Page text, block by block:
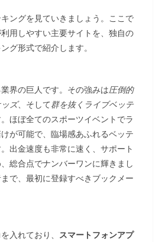
ングを見ていきましょう。ここで
用しやすい主要サイトを、独自の
グ形式で紹介します。
界の巨人です。その強みは圧倒的
ズ、そして群を抜くライブベッテ
ほぼ全てのスポーツイベントでラ
が可能で、臨場感あふれるベッテ
出金速度も非常に速く、サポート
総合点でナンバーワンに輝きまし
で、最初に登録すべきブックメー
入れており、 スマートフォンアプ